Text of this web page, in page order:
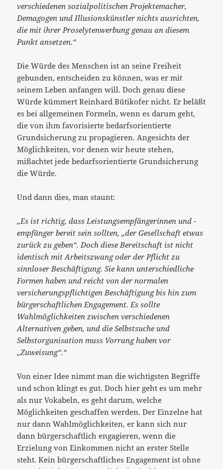
verschiedenen sozialpolitischen Projektemacher,
Demagogen und Illusionskünstler nichts ausrichten,
die mit ihrer Proselytenwerbung genau an diesem
Punkt ansetzen.“
Die Würde des Menschen ist an seine Freiheit
gebunden, entscheiden zu können, was er mit
seinem Leben anfangen will. Doch genau diese
Würde kümmert Reinhard Bütikofer nicht. Er beläßt
es bei allgemeinen Formeln, wenn es darum geht,
die von ihm favorisierte bedarfsorientierte
Grundsicherung zu propagieren. Angesichts der
Möglichkeiten, vor denen wir heute stehen,
mißachtet jede bedarfsorientierte Grundsicherung
die Würde.
Und dann dies, man staunt:
„Es ist richtig, dass Leistungsempfängerinnen und -
empfänger bereit sein sollten, „der Gesellschaft etwas
zurück zu geben“. Doch diese Bereitschaft ist nicht
identisch mit Arbeitszwang oder der Pflicht zu
sinnloser Beschäftigung. Sie kann unterschiedliche
Formen haben und reicht von der normalen
versicherungspflichtigen Beschäftigung bis hin zum
bürgerschaftlichen Engagement. Es sollte
Wahlmöglichkeiten zwischen verschiedenen
Alternativen geben, und die Selbstsuche und
Selbstorganisation muss Vorrang haben vor
„Zuweisung“.“
Von einer Idee nimmt man die wichtigsten Begriffe
und schon klingt es gut. Doch hier geht es um mehr
als nur Vokabeln, es geht darum, welche
Möglichkeiten geschaffen werden. Der Einzelne hat
nur dann Wahlmöglichkeiten, er kann sich nur
dann bürgerschaftlich engagieren, wenn die
Erzielung von Einkommen nicht an erster Stelle
steht. Kein bürgerschaftliches Engagement ist ohne